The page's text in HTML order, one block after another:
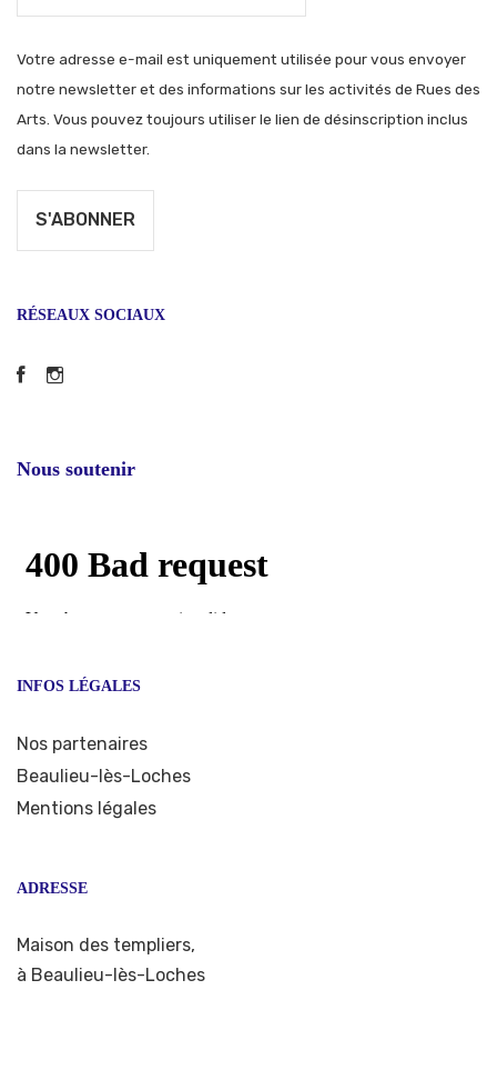
Votre adresse e-mail est uniquement utilisée pour vous envoyer
notre newsletter et des informations sur les activités de Rues des
Arts. Vous pouvez toujours utiliser le lien de désinscription inclus
dans la newsletter.
RÉSEAUX SOCIAUX
Facebook
Instagram
Nous soutenir
INFOS LÉGALES
Nos partenaires
Beaulieu-lès-Loches
Mentions légales
ADRESSE
Maison des templiers,
à Beaulieu-lès-Loches